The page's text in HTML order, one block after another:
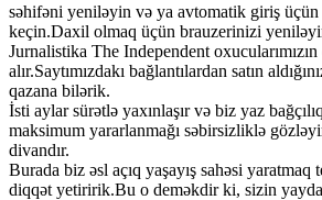
səhifəni yeniləyin və ya avtomatik giriş üçün
keçin.Daxil olmaq üçün brauzerinizi
Jurnalistika The Independent
alır.Saytımızdakı bağlantılardan satın
qazana bilərik.
İsti aylar sürətlə yaxınlaşır və biz yaz
maksimum yararlanmağı səbirsizliklə
divandır.
Burada biz əsl açıq yaşayış sahəsi yaratmaq
diqqət yetiririk.Bu o deməkdir ki, sizin